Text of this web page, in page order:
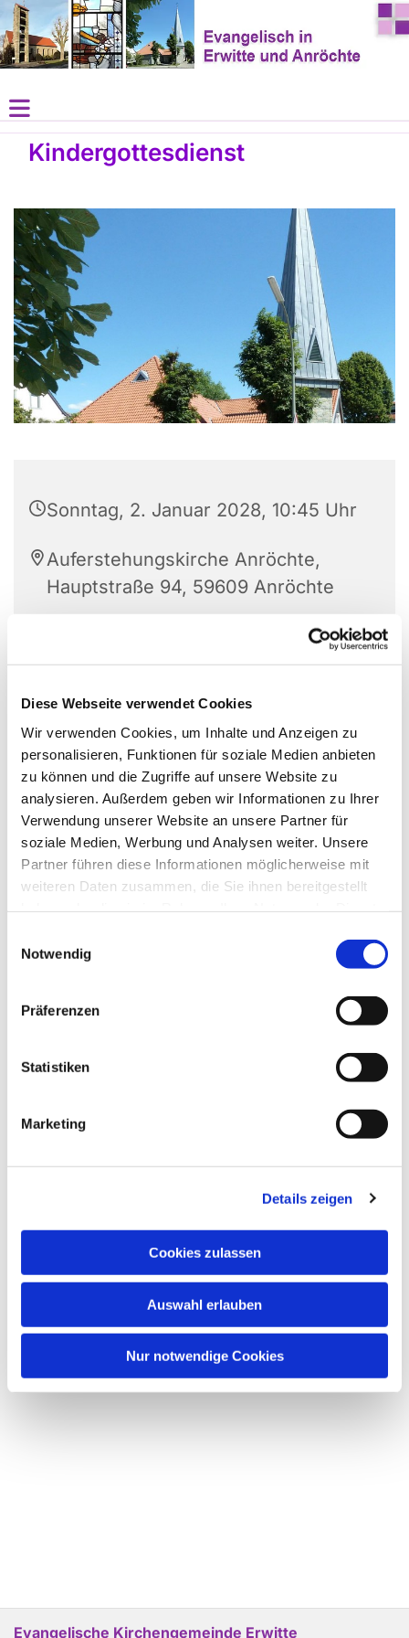
Diese Webseite verwendet Cookies
Wir verwenden Cookies, um Inhalte und Anzeigen zu
personalisieren, Funktionen für soziale Medien anbieten
zu können und die Zugriffe auf unsere Website zu
analysieren. Außerdem geben wir Informationen zu Ihrer
Verwendung unserer Website an unsere Partner für
soziale Medien, Werbung und Analysen weiter. Unsere
Partner führen diese Informationen möglicherweise mit
weiteren Daten zusammen, die Sie ihnen bereitgestellt
Notwendig
Präferenzen
Statistiken
Marketing
Details zeigen
Cookies zulassen
Auswahl erlauben
Nur notwendige Cookies
Kindergottesdienst
Sonntag, 2. Januar 2028, 10:45 Uhr
Auferstehungskirche Anröchte,
Hauptstraße 94, 59609 Anröchte
Evangelische Kirchengemeinde Erwitte